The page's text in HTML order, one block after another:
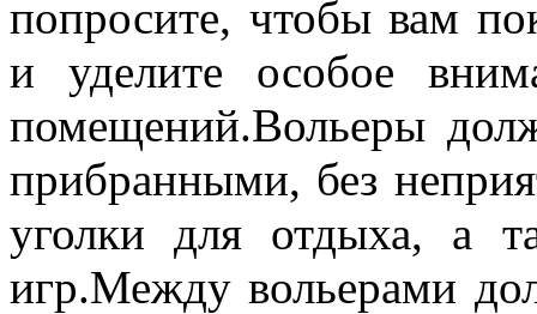
попросите, чтобы вам
и уделите особое
помещений.Вольеры
прибранными, без
уголки для отдыха, а
игр.Между вольерами